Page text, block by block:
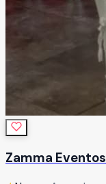
Zamma Eventos